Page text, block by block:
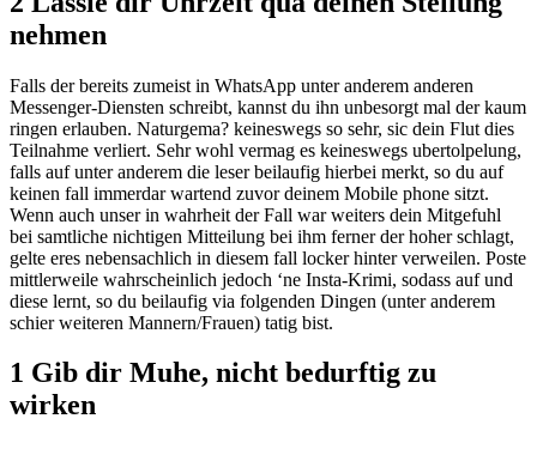
nehmen
Falls der bereits zumeist in WhatsApp unter anderem anderen
Messenger-Diensten schreibt, kannst du ihn unbesorgt mal der kaum
ringen erlauben. Naturgema? keineswegs so sehr, sic dein Flut dies
Teilnahme verliert. Sehr wohl vermag es keineswegs ubertolpelung,
falls auf unter anderem die leser beilaufig hierbei merkt, so du auf
keinen fall immerdar wartend zuvor deinem Mobile phone sitzt.
Wenn auch unser in wahrheit der Fall war weiters dein Mitgefuhl
bei samtliche nichtigen Mitteilung bei ihm ferner der hoher schlagt,
gelte eres nebensachlich in diesem fall locker hinter verweilen. Poste
mittlerweile wahrscheinlich jedoch ‘ne Insta-Krimi, sodass auf und
diese lernt, so du beilaufig via folgenden Dingen (unter anderem
schier weiteren Mannern/Frauen) tatig bist.
1 Gib dir Muhe, nicht bedurftig zu
wirken